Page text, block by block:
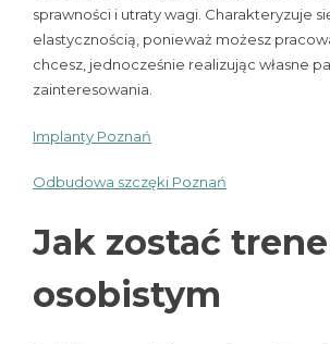
sprawności i utraty wagi. Charakteryzuje
elastycznością, ponieważ możesz
chcesz, jednocześnie realizując własne
zainteresowania.
Implanty Poznań
Odbudowa szczęki Poznań
Jak zostać
osobistym